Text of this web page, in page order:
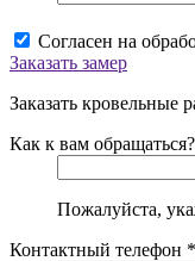
Согласен на
Заказать замер
Заказать кровельные
Как к вам
Пожалуйста,
Контактный телефон *